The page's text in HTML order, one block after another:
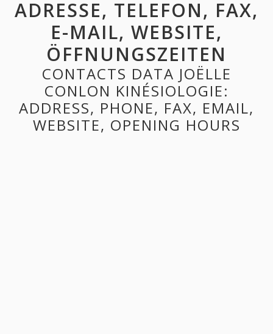
ADRESSE, TELEFON, FAX,
E-MAIL, WEBSITE,
ÖFFNUNGSZEITEN
CONTACTS DATA JOËLLE
CONLON KINÉSIOLOGIE:
ADDRESS, PHONE, FAX, EMAIL,
WEBSITE, OPENING HOURS